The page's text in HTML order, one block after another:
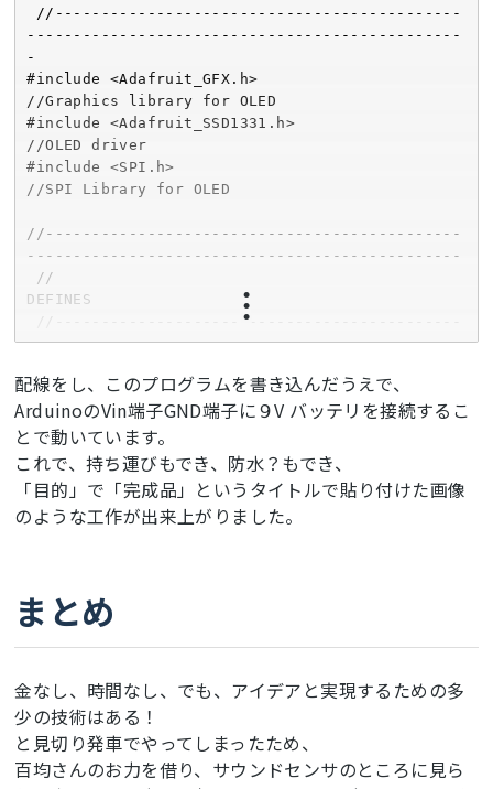
-----------------------------------------------
-
#include <Adafruit_GFX.h>
//Graphics library for OLED
#include <Adafruit_SSD1331.h>
//OLED driver
#include <SPI.h>
//SPI Library for OLED
//---------------------------------------------
-----------------------------------------------
DEFINES
-----------------------------------------------
#define show endWrite
#define clear() fillScreen(0)
#define sclk 13
#define mosi 11
#define cs   10
#define rst  9
#define dc   8
#define BLUE            0x001F
#define RED             0xF800
#define GREEN           0x07E0
#define MAGENTA         0xF81F
#define YELLOW          0xFFE0
#define WHITE           0xFFFF
#define BEATTIME 200
配線をし、このプログラムを書き込んだうえで、
ArduinoのVin端子GND端子に９V バッテリを接続するこ
とで動いています。
これで、持ち運びもでき、防水？もでき、
「目的」で「完成品」というタイトルで貼り付けた画像
のような工作が出来上がりました。
まとめ
金なし、時間なし、でも、アイデアと実現するための多
少の技術はある！
と見切り発車でやってしまったため、
百均さんのお力を借り、サウンドセンサのところに見ら